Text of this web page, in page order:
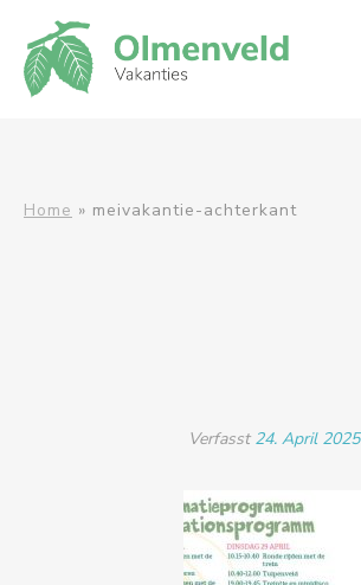
Home » meivakantie-achterkant
Verfasst 24. April 2025